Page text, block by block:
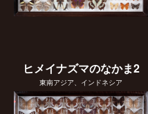
ヒメイナズマのなかま2
東南アジア、インドネシア